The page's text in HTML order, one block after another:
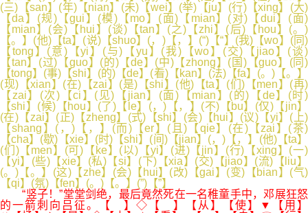
(三)【san】(年)【nian】(未)【wei】(举)【ju】(行)【xing】(大)
【da】(规)【gui】(模)【mo】(面)【mian】(对)【dui】(面)
【mian】(会)【hui】(谈)【tan】(之)【zhi】(后)【hou】(。)
【。】(他)【ta】(说)【shuo】(，)【，】(“)【“】(我)【wo】(同)
【tong】(意)【yi】(与)【yu】(我)【wo】(交)【jiao】(谈)
【tan】(过)【guo】(的)【de】(中)【zhong】(国)【guo】(同)
【tong】(事)【shi】(的)【de】(看)【kan】(法)【fa】(。)【。】
(现)【xian】(在)【zai】(是)【shi】(他)【ta】(们)【men】(再)
【zai】(次)【ci】(见)【jian】(面)【mian】(的)【de】(时)
【shi】(候)【hou】(了)【le】(，)【，】(不)【bu】(仅)【jin】
(在)【zai】(正)【zheng】(式)【shi】(会)【hui】(议)【yi】(上)
【shang】(，)【，】(而)【er】(且)【qie】(在)【zai】(茶)
【cha】(歇)【xie】(时)【shi】(间)【jian】(，)【，】(他)【ta】
(们)【men】(可)【ke】(以)【yi】(进)【jin】(行)【xing】(一)
【yi】(些)【xie】(私)【si】(下)【xia】(交)【jiao】(流)【liu】
(。)【。】(这)【zhe】(会)【hui】(改)【gai】(变)【bian】(气)
【qi】(氛)【fen】(。)【。】(”)【”】
“竖子！”堂堂剑绝，最后竟然死在一名稚童手中，邓展狂怒
的一箭刺向吕征。【 】◇【 】【从】【使】▼【用】